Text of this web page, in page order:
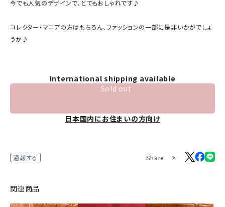
今でも人気のデザインで、とてもおしゃれです♪
コレクター・マニアの方はもちろん、ファッションの一部に是非いかがでしょ
うか♪
International shipping available
Sold out
日本国内にお住まいの方向け
通報する Share
関連商品